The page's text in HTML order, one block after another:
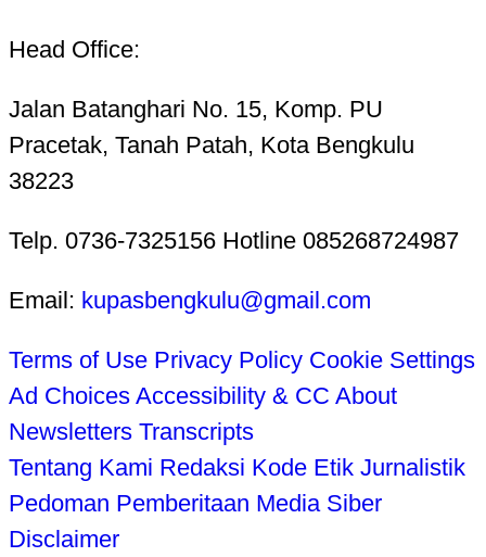
Head Office:
Jalan Batanghari No. 15, Komp. PU
Pracetak, Tanah Patah, Kota Bengkulu
38223
Telp. 0736-7325156 Hotline 085268724987
Email: kupasbengkulu@gmail.com
Terms of Use Privacy Policy Cookie Settings
Ad Choices Accessibility & CC About
Newsletters Transcripts
Tentang Kami Redaksi Kode Etik Jurnalistik
Pedoman Pemberitaan Media Siber
Disclaimer